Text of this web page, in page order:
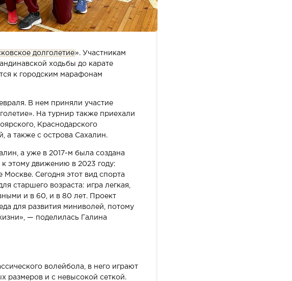
долголетие». Участникам
ходьбы до карате
к городским марафонам
В нем приняли участие
На турнир также приехали
Краснодарского
а также с острова Сахалин.
а уже в 2017-м была создана
этому движению в 2023 году:
Сегодня этот вид спорта
старшего возраста: игра легкая,
и в 60, и в 80 лет. Проект
для развития миниволей, потому
— поделилась Галина
волейбола, в него играют
размеров и с невысокой сеткой.